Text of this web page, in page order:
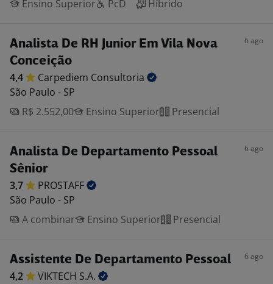
Ensino Superior
PcD Híbrido
Analista De RH Junior Em Vila Nova
Conceição
6 ago
4,4 Carpediem Consultoria
São Paulo - SP
R$ 2.552,00
Ensino Superior Presencial
Analista De Departamento Pessoal
Sênior
6 ago
3,7
PROSTAFF
São Paulo - SP
A combinar
Ensino Superior Presencial
Assistente De Departamento Pessoal 6 ago
4,2 VIKTECH S.A.